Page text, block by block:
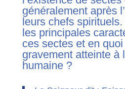
généralement après
leurs chefs
les principales
ces sectes et en
gravement atteinte à
humaine ?